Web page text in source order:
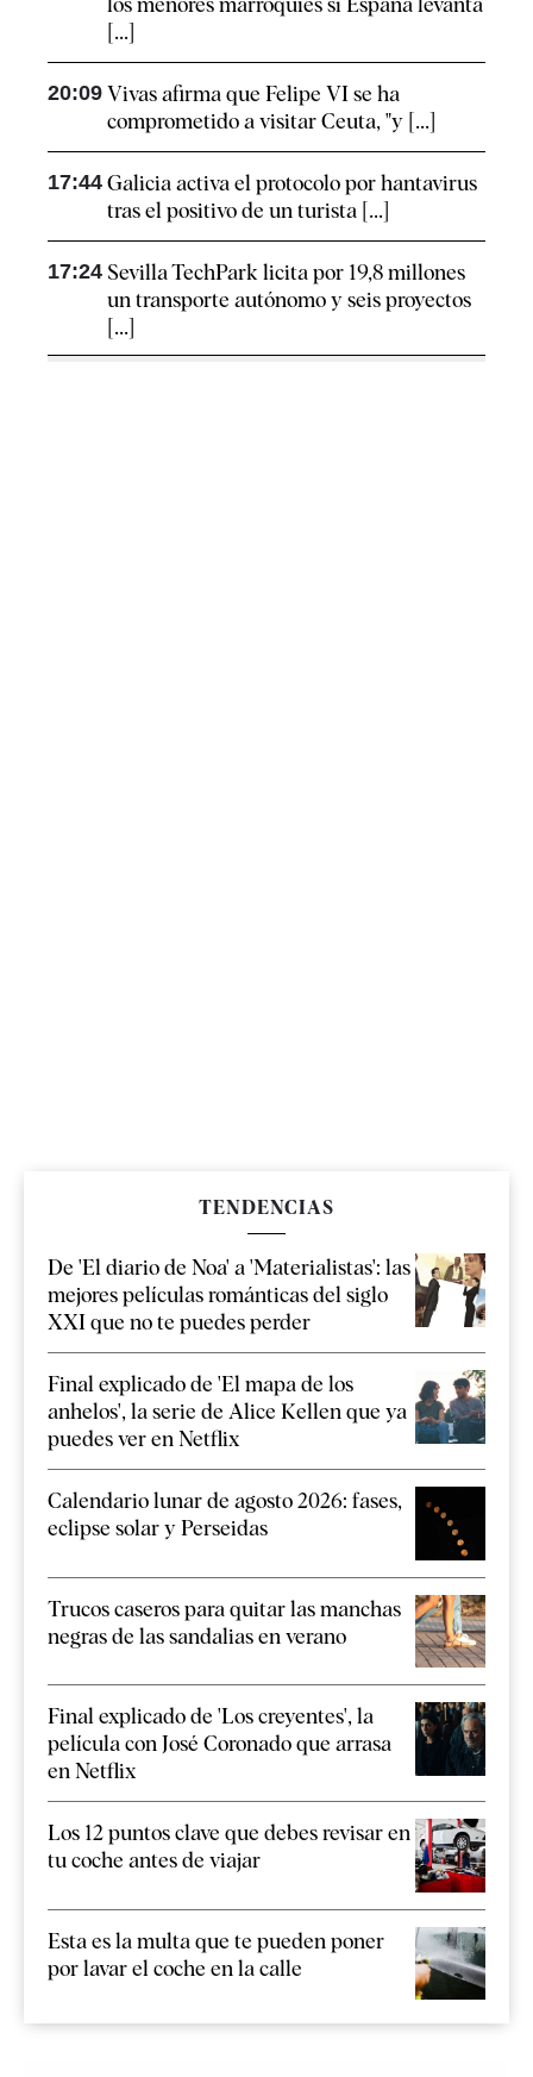
[...]
20:09 Vivas afirma que Felipe VI se ha
comprometido a visitar Ceuta, "y [...]
17:44 Galicia activa el protocolo por hantavirus
tras el positivo de un turista [...]
17:24 Sevilla TechPark licita por 19,8 millones
un transporte autónomo y seis proyectos
[...]
TENDENCIAS
De 'El diario de Noa' a 'Materialistas': las
mejores películas románticas del siglo
XXI que no te puedes perder
Final explicado de 'El mapa de los
anhelos', la serie de Alice Kellen que ya
puedes ver en Netflix
Calendario lunar de agosto 2026: fases,
eclipse solar y Perseidas
Trucos caseros para quitar las manchas
negras de las sandalias en verano
Final explicado de 'Los creyentes', la
película con José Coronado que arrasa
en Netflix
Los 12 puntos clave que debes revisar en
tu coche antes de viajar
Esta es la multa que te pueden poner
por lavar el coche en la calle